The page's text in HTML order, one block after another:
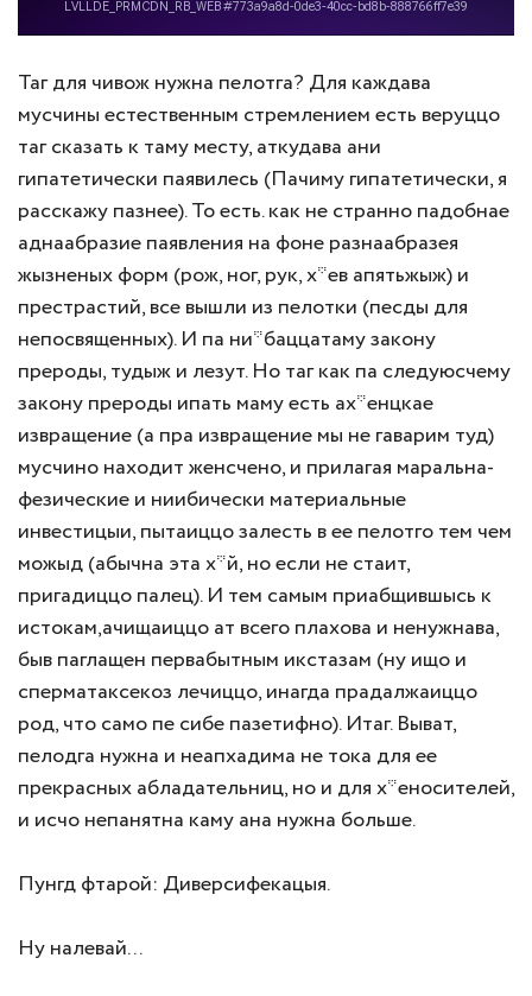
Таг для чивож нужна пелотга? Для каждава
мусчины естественным стремлением есть веруццо
таг сказать к таму месту, аткудава ани
гипатетически паявилесь (Пачиму гипатетически, я
расскажу пазнее). То есть. как не странно падобнае
аднаабразие паявления на фоне разнаабразея
жызненых форм (рож, ног, рук, х*ев апятьжыж) и
престрастий, все вышли из пелотки (песды для
непосвященных). И па ни*баццатаму закону
прероды, тудыж и лезут. Но таг как па следуюсчему
закону прероды ипать маму есть ах*енцкае
извращение (а пра извращение мы не гаварим туд)
мусчино находит женсчено, и прилагая маральна-
фезические и ниибически материальные
инвестицыи, пытаиццо залесть в ее пелотго тем чем
можыд (абычна эта х*й, но если не стаит,
пригадиццо палец). И тем самым приабщившысь к
истокам,ачищаиццо ат всего плахова и ненужнава,
быв паглащен первабытным икстазам (ну ищо и
сперматаксекоз лечиццо, инагда прадалжаиццо
род, что само пе сибе пазетифно). Итаг. Выват,
пелодга нужна и неапхадима не тока для ее
прекрасных абладательниц, но и для х*еносителей,
и исчо непанятна каму ана нужна больше.
Пунгд фтарой: Диверсифекацыя.
Ну налевай...